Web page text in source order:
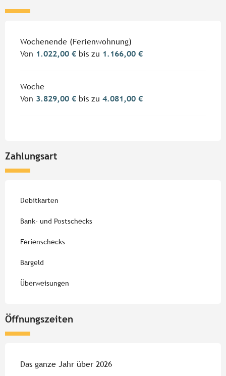
Preise 2026
Wochenende (Ferienwohnung)
Von 1.022,00 € bis zu 1.166,00 €
Woche
Von 3.829,00 € bis zu 4.081,00 €
Zahlungsart
Debitkarten
Bank- und Postschecks
Ferienschecks
Bargeld
Überweisungen
Öffnungszeiten
Das ganze Jahr über 2026